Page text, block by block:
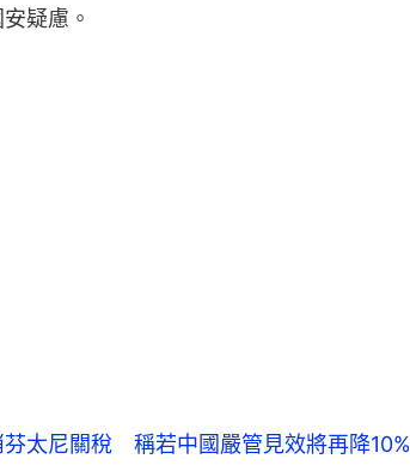
疑慮。
太尼關稅 稱若中國嚴管見效將再降10%